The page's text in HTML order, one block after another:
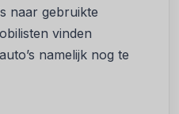
naar gebruikte
vinden
namelijk nog te